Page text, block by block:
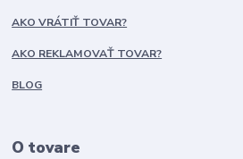
AKO VRÁTIŤ TOVAR?
AKO REKLAMOVAŤ TOVAR?
BLOG
O tovare